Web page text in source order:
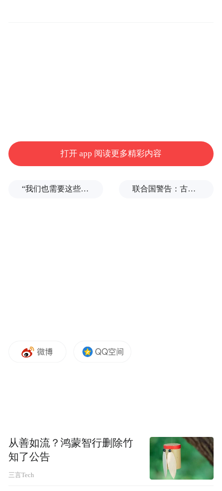
打开 app 阅读更多精彩内容
“我们也需要这些导弹啊”，特朗普公开拒绝泽连斯基！ 联合国警告：古巴或变成沉默的加沙
从善如流？鸿蒙智行删除竹
知了公告
三言Tech